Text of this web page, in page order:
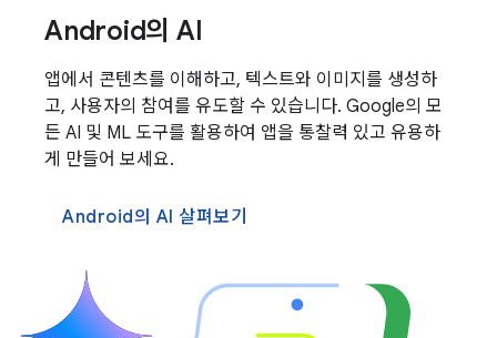
Android의 AI
앱에서 콘텐츠를 이해하고, 텍스트와 이미지를 생성하
고, 사용자의 참여를 유도할 수 있습니다. Google의 모
든 AI 및 ML 도구를 활용하여 앱을 통찰력 있고 유용하
게 만들어 보세요.
Android의 AI 살펴보기